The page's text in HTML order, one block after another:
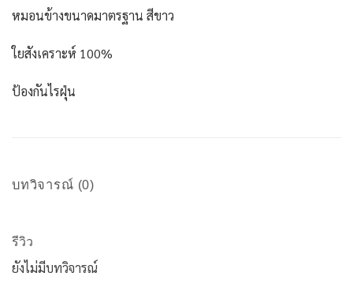
หมอนข้างขนาดมาตรฐาน สีขาว
ใยสังเคราะห์ 100%
ป้องกันไรฝุ่น
บทวิจารณ์ (0)
รีวิว
ยังไม่มีบทวิจารณ์